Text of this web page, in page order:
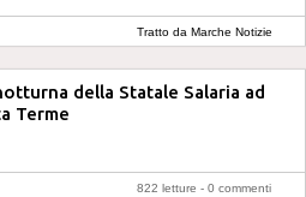
Tratto da Marche Notizie
della Statale Salaria ad
Terme
822 letture - 0 commenti